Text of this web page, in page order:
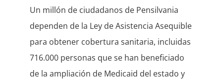
Un millón de ciudadanos de Pensilvania
dependen de la Ley de Asistencia Asequible
para obtener cobertura sanitaria, incluidas
716.000 personas que se han beneficiado
de la ampliación de Medicaid del estado y